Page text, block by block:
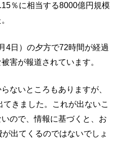
％に相当する8000億円規模
4日）の夕方で72時間が経過
害が報道されています。
ないところもありますが、
きました。これが出ないこ
ので、情報に基づくと、お
出てくるのではないでしょ